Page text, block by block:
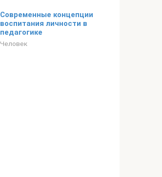
Современные концепции
воспитания личности в
педагогике
Человек